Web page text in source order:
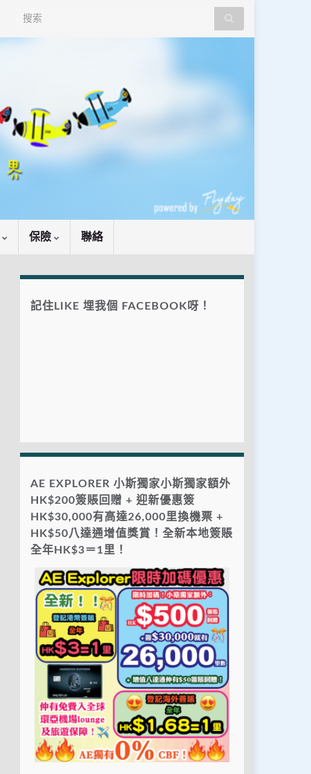
Search for:
保險 聯絡
記住LIKE 埋我個 FACEBOOK呀！
AE EXPLORER 小斯獨家小斯獨家額外
HK$200簽賬回贈 + 迎新優惠簽
HK$30,000有高達26,000里換機票 +
HK$50八達通增值獎賞！全新本地簽賬
全年HK$3＝1里！